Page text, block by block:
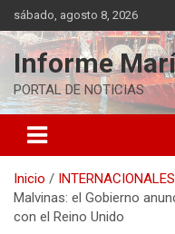
Saltar
al
contenido
sábado, agosto 8, 2026
Informe
PORTAL DE NOTICIAS
Inicio
INTERNACIONALES
Malvinas: el Gobierno
con el Reino Unido